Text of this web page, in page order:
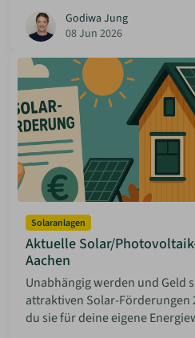
Godiwa Jung
08 Jun 2026
Solaranlagen
Aktuelle Solar/
Aachen
Unabhängig werden und Geld
attraktiven Solar-Förderungen
du sie für deine eigene